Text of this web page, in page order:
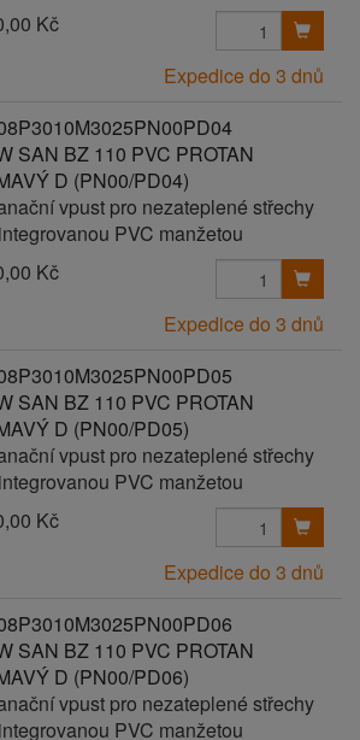
Kč
Expedice do 3 dnů
SAN BZ 110 PVC PROTAN
D (PN00/PD04)
vpust pro nezateplené střechy
PVC manžetou
Kč
Expedice do 3 dnů
SAN BZ 110 PVC PROTAN
D (PN00/PD05)
vpust pro nezateplené střechy
PVC manžetou
Kč
Expedice do 3 dnů
SAN BZ 110 PVC PROTAN
D (PN00/PD06)
vpust pro nezateplené střechy
PVC manžetou